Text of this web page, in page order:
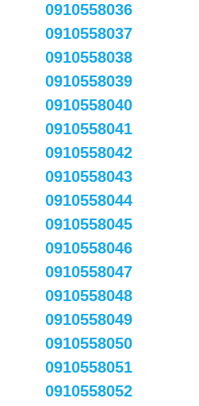
0910558036
0910558037
0910558038
0910558039
0910558040
0910558041
0910558042
0910558043
0910558044
0910558045
0910558046
0910558047
0910558048
0910558049
0910558050
0910558051
0910558052